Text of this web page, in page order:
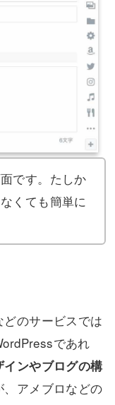
です。たしか
くても簡単に
のサービスでは
であれ
ンやブログの構
アメブロなどの